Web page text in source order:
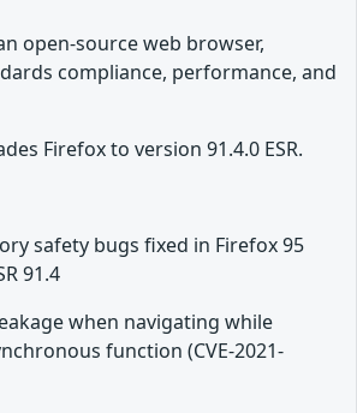
open-source web browser,
compliance, performance, and
Firefox to version 91.4.0 ESR.
safety bugs fixed in Firefox 95
91.4
when navigating while
function (CVE-2021-